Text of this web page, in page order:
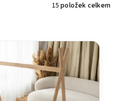
15 položek celkem